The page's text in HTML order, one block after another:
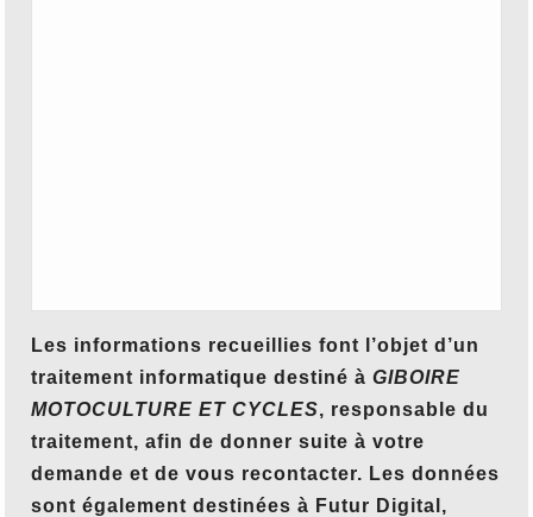
Les informations recueillies font l’objet d’un
traitement informatique destiné à GIBOIRE
MOTOCULTURE ET CYCLES, responsable du
traitement, afin de donner suite à votre
demande et de vous recontacter. Les données
sont également destinées à Futur Digital,